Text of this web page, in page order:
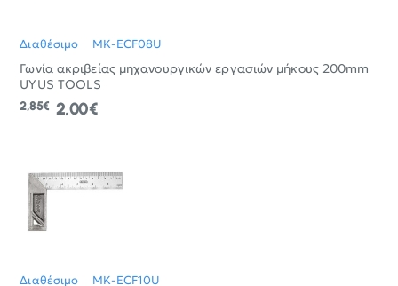
Διαθέσιμο MK-ECF08U
Γωνία ακριβείας μηχανουργικών εργασιών μήκους 200mm
UYUS TOOLS
2,00€
2,85€
Διαθέσιμο MK-ECF10U